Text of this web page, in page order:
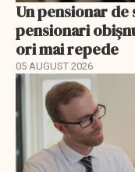
Un pensionar
pensionari
ori mai repede
05 AUGUST 2026